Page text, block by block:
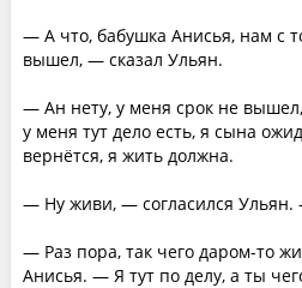
— А что, бабушка Анисья, нам с
вышел, — сказал Ульян.
— Ан нету, у меня срок не
у меня тут дело есть, я сына
вернётся, я жить должна.
— Ну живи, — согласился
— Раз пора, так чего даром-то
Анисья. — Я тут по делу, а ты